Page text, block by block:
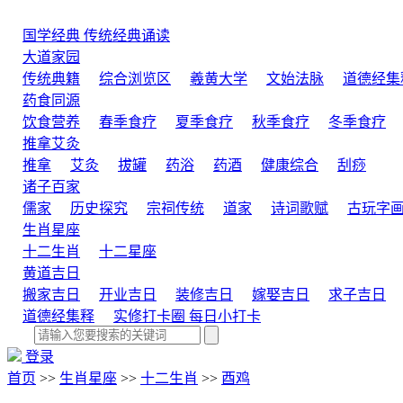
国学经典 传统经典诵读
大道家园
传统典籍
综合浏览区 羲黄大学 文始法脉
道德经集
药食同源
饮食营养
春季食疗 夏季食疗 秋季食疗 冬季食疗
推拿艾灸
推拿
艾灸 拔罐 药浴 药酒 健康综合
刮痧
诸子百家
儒家
历史探究 宗祠传统 道家 诗词歌赋 古玩字画
生肖星座
十二生肖
十二星座
黄道吉日
搬家吉日
开业吉日 装修吉日 嫁娶吉日
求子吉日
道德经集释
实修打卡圈 每日小打卡
登录
首页 >> 生肖星座 >> 十二生肖 >> 酉鸡